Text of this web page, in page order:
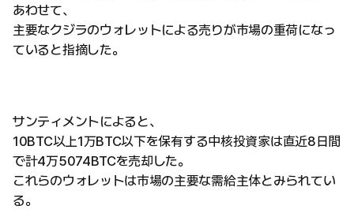
あわせて、
主要なクジラのウォレットによる売りが市場の重荷になっ
ていると指摘した。
サンティメントによると、
10BTC以上1万BTC以下を保有する中核投資家は直近8日間
で計4万5074BTCを売却した。
これらのウォレットは市場の主要な需給主体とみられてい
る。